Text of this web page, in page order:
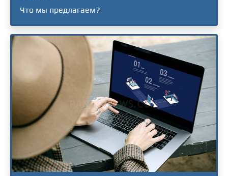
Что мы предлагаем?